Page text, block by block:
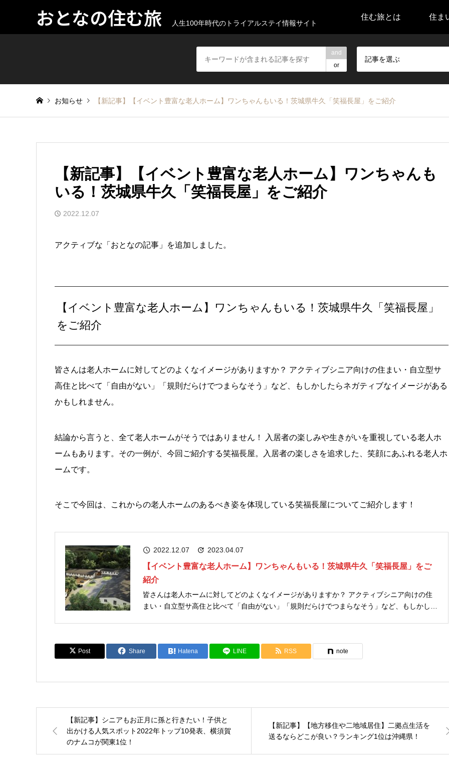
おとなの住む旅 人生100年時代のトライアルステイ情報サイト
住む旅とは 住ま
and
or
記事を選ぶ
お知らせ 【新記事】【イベント豊富な老人ホーム】ワンちゃんもいる！茨城県牛久「笑福長屋」をご紹介
【新記事】【イベント豊富な老人ホーム】ワンちゃんも
いる！茨城県牛久「笑福長屋」をご紹介
2022.12.07
アクティブな「おとなの記事」を追加しました。
【イベント豊富な老人ホーム】ワンちゃんもいる！茨城県牛久「笑福長屋」
をご紹介
皆さんは老人ホームに対してどのよくなイメージがありますか？ アクティブシニア向けの住まい・自立型サ
高住と比べて「自由がない」「規則だらけでつまらなそう」など、もしかしたらネガティブなイメージがある
かもしれません。
結論から言うと、全て老人ホームがそうではありません！ 入居者の楽しみや生きがいを重視している老人ホ
ームもあります。その一例が、今回ご紹介する笑福長屋。入居者の楽しさを追求した、笑顔にあふれる老人ホ
ームです。
そこで今回は、これからの老人ホームのあるべき姿を体現している笑福長屋についてご紹介します！
2022.12.07 2023.04.07
【イベント豊富な老人ホーム】ワンちゃんもいる！茨城県牛久「笑福長屋」をご
紹介
皆さんは老人ホームに対してどのよくなイメージがありますか？ アクティブシニア向けの住
まい・自立型サ高住と比べて「自由がない」「規則だらけでつまらなそう」など、もしかした
Post Share Hatena LINE RSS note
【新記事】シニアもお正月に孫と行きたい！子供と
出かける人気スポット2022年トップ10発表、横須賀
のナムコが関東1位！
【新記事】【地方移住や二地域居住】二拠点生活を
送るならどこが良い？ランキング1位は沖縄県！